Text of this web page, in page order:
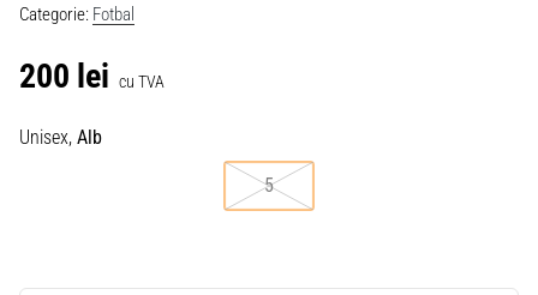
Categorie: Fotbal
200 lei cu TVA
Unisex, Alb
5